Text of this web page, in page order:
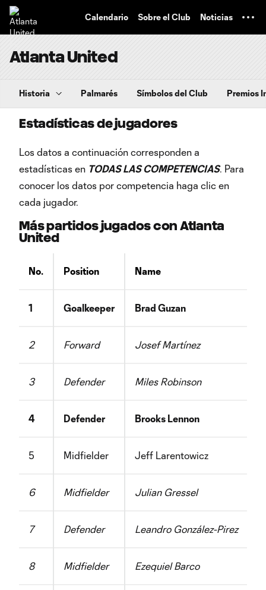
Calendario Sobre el Club Noticias
Atlanta United
Historia Palmarés Símbolos del Club Premios
Estadísticas de jugadores
Los datos a continuación corresponden a
estadísticas en TODAS LAS COMPETENCIAS. Para
conocer los datos por competencia haga clic en
cada jugador.
Más partidos jugados con Atlanta
United
No. Position Name
1 Goalkeeper Brad Guzan
2 Forward Josef Martínez
3 Defender Miles Robinson
4 Defender Brooks Lennon
5 Midfielder Jeff Larentowicz
6 Midfielder Julian Gressel
7 Defender Leandro González-Pirez
8 Midfielder Ezequiel Barco